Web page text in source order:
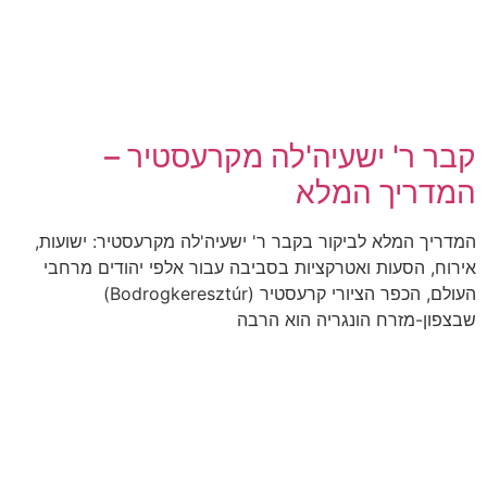
קבר ר' ישעיה'לה מקרעסטיר –
המדריך המלא
המדריך המלא לביקור בקבר ר' ישעיה'לה מקרעסטיר: ישועות,
אירוח, הסעות ואטרקציות בסביבה עבור אלפי יהודים מרחבי
העולם, הכפר הציורי קרעסטיר (Bodrogkeresztúr)
שבצפון-מזרח הונגריה הוא הרבה